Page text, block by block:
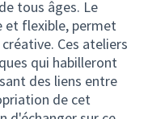
tous âges. Le
et flexible, permet
Ces ateliers
qui habilleront
des liens entre
de cet